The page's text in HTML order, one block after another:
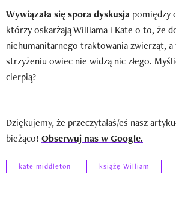
Wywiązała się spora dyskusja pomiędzy
którzy oskarżają Williama i Kate o to, że
niehumanitarnego traktowania zwierząt,
strzyżeniu owiec nie widzą nic złego.
cierpią?
Dziękujemy, że przeczytałaś/eś nasz
bieżąco! Obserwuj nas w Google.
kate middleton książę William